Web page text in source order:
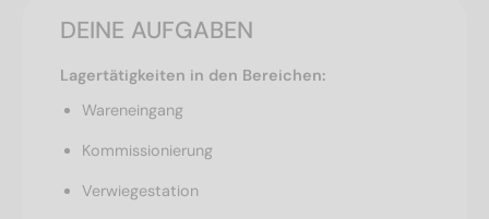
DEINE AUFGABEN
Lagertätigkeiten in den Bereichen:
Wareneingang
Kommissionierung
Verwiegestation